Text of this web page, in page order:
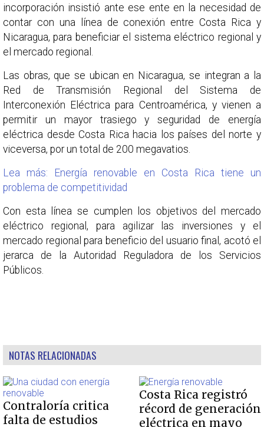
incorporación insistió ante ese ente en la necesidad de
contar con una línea de conexión entre Costa Rica y
Nicaragua, para beneficiar el sistema eléctrico regional y
el mercado regional.
Las obras, que se ubican en Nicaragua, se integran a la
Red de Transmisión Regional del Sistema de
Interconexión Eléctrica para Centroamérica, y vienen a
permitir un mayor trasiego y seguridad de energía
eléctrica desde Costa Rica hacia los países del norte y
viceversa, por un total de 200 megavatios.
Lea más: Energía renovable en Costa Rica tiene un
problema de competitividad
Con esta línea se cumplen los objetivos del mercado
eléctrico regional, para agilizar las inversiones y el
mercado regional para beneficio del usuario final, acotó el
jerarca de la Autoridad Reguladora de los Servicios
Públicos.
NOTAS RELACIONADAS
Contraloría critica
falta de estudios
Costa Rica registró
récord de generación
eléctrica en mayo